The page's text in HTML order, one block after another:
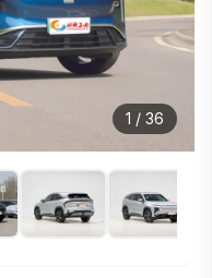
1 / 36